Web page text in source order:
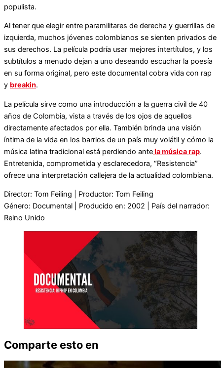
populista.
Al tener que elegir entre paramilitares de derecha y guerrillas de
izquierda, muchos jóvenes colombianos se sienten privados de
sus derechos. La película podría usar mejores intertítulos, y los
subtítulos a menudo dejan a uno deseando escuchar la poesía
en su forma original, pero este documental cobra vida con rap
y breakin.
La película sirve como una introducción a la guerra civil de 40
años de Colombia, vista a través de los ojos de aquellos
directamente afectados por ella. También brinda una visión
íntima de la vida en los barrios de un país muy volátil y cómo la
música latina tradicional está perdiendo antela música rap.
Entretenida, comprometida y esclarecedora, “Resistencia”
ofrece una interpretación callejera de la actualidad colombiana.
Director: Tom Feiling | Productor: Tom Feiling
Género: Documental | Producido en: 2002 | País del narrador:
Reino Unido
Comparte esto en